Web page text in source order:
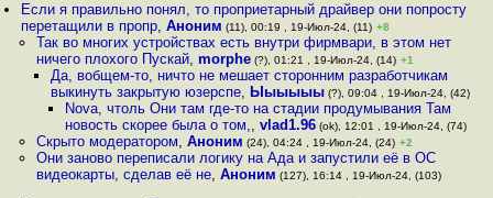
Если я правильно понял, то проприетарный драйвер они попросту
перетащили в пропр,Аноним (11), 00:19 , 19-Июл-24, (11) +8
Так во многих устройствах есть внутри фирмвари, в этом нет
ничего плохого Пускай, morphe(?), 01:21 , 19-Июл-24, (14) +1
Да, вобщем-то, ничто не мешает сторонним разработчикам
выкинуть закрытую юзерспе, Ыыыыыы(?), 09:04 , 19-Июл-24, (42)
Nova, чтоль Они там где-то на стадии продумывания Там
новость скорее была о том,,vlad1.96 (ok), 12:01 , 19-Июл-24, (74)
Скрыто модератором, Аноним (24), 04:24 , 19-Июл-24, (24) +2
Они заново переписали логику на Ада и запустили её в ОС
видеокарты, сделав её не, Аноним (127), 16:14 , 19-Июл-24, (103)